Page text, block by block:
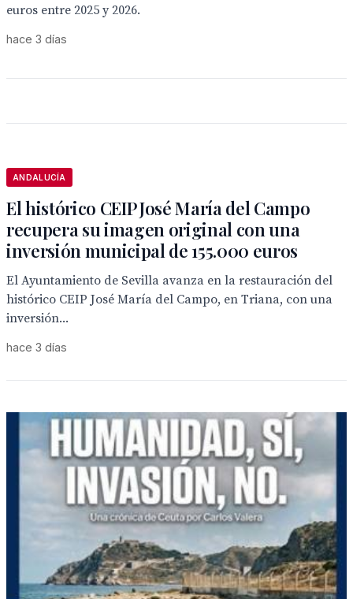
euros entre 2025 y 2026.
hace 3 días
ANDALUCÍA
El histórico CEIP José María del Campo
recupera su imagen original con una
inversión municipal de 155.000 euros
El Ayuntamiento de Sevilla avanza en la restauración del
histórico CEIP José María del Campo, en Triana, con una
inversión...
hace 3 días